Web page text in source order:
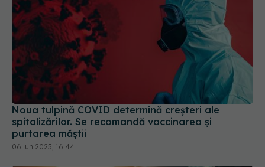
Noua tulpină COVID determină creșteri ale
spitalizărilor. Se recomandă vaccinarea și
purtarea măștii
06 iun 2025, 16:44